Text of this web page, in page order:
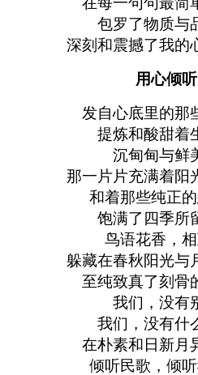
包罗了物质与
深刻和震撼了我
用心倾
发自心底里的那
提炼和酸甜着
沉甸甸与鲜
那一片片充满着阳
和着那些纯正
饱满了四季所
鸟语花香，
躲藏在春秋阳光与
至纯致真了刻骨
我们，没有
我们，没有什
在朴素和日新月
倾听民歌，倾